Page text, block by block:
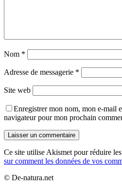
Nom *
Adresse de messagerie *
Site web
Enregistrer mon nom, mon e-mail
navigateur pour mon prochain
Ce site utilise Akismet pour réduire
sur comment les données de vos
© De-natura.net